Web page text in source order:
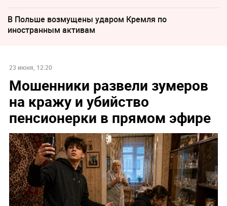
В Польше возмущены ударом Кремля по
иностранным активам
23 июня, 12:20
Мошенники развели зумеров
на кражу и убийство
пенсионерки в прямом эфире